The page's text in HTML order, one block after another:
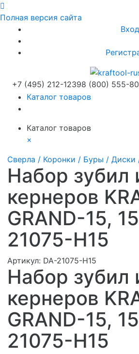
Полная версия сайта
Вход
+7 (495) 212-12398 (800) 555-
Каталог товаров
Каталог товаров
×
Сверла / Коронки / Буры /
Набор зубил
кернеров
GRAND-15,
21075-H15
Артикул: DA-21075-H15
Набор зубил
кернеров
GRAND-15,
21075-H15